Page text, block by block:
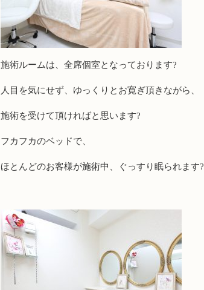
施術ルームは、全席個室となっております?
人目を気にせず、ゆっくりとお寛ぎ頂きながら、
施術を受けて頂ければと思います?
フカフカのベッドで、
ほとんどのお客様が施術中、ぐっすり眠られます?